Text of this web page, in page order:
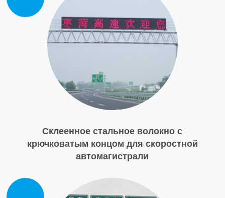
Склеенное стальное волокно с
крючковатым концом для скоростной
автомагистрали